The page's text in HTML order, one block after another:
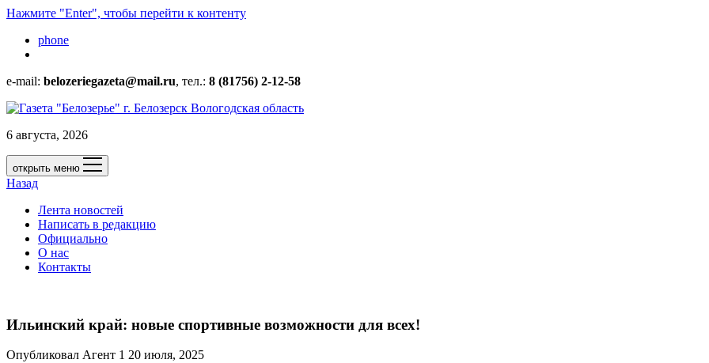
Нажмите "Enter", чтобы перейти к контенту
phone
e-mail: belozeriegazeta@mail.ru, тел.: 8 (81756) 2-12-58
6 августа, 2026
открыть меню
Назад
Лента новостей
Написать в редакцию
Официально
О нас
Контакты
Ильинский край: новые спортивные возможности для всех!
Опубликовал Агент 1 20 июля, 2025